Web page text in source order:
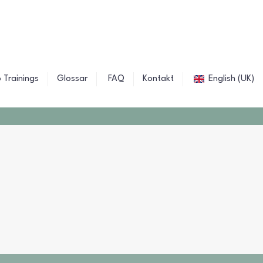
Trainings Glossar FAQ Kontakt English (UK)